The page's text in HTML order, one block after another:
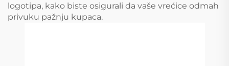
logotipa, kako biste osigurali da vaše vrećice odmah
privuku pažnju kupaca.